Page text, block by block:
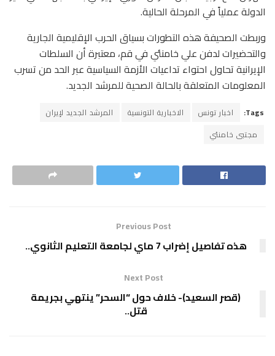
الدولة عملياً في المرحلة الحالية.
وربطت الصحيفة هذه التطورات بسياق الحرب الإقليمية الجارية
والتحضيرات لدفن علي خامنئي في قم، معتبرة أن السلطات
الإيرانية تحاول احتواء تداعيات الأزمة السياسية عبر الحد من تسرب
المعلومات المتعلقة بالحالة الصحية للمرشد الجديد.
Tags: اخبار تونس الاخبارية التونسية
المرشد الجديد لإيران
مجتبى خامنئي
Previous Post
هذه تفاصيل إضراب 7 ماي لجامعة التعليم الثانوي..
Next Post
(قصر السعيد)- خلاف حول “السحر” ينتهي بجريمة
قتل..